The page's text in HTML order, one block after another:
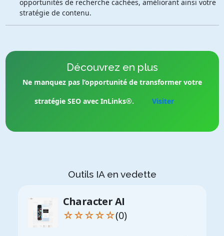
opportunités de recherche cachées, améliorant ainsi votre
stratégie de contenu.
Découvrez en plus
Ne manquez pas l’opportunité de transformer votre
stratégie SEO avec InLinks®.
Visiter
Outils IA en vedette
Character AI
☆☆☆☆☆(0)